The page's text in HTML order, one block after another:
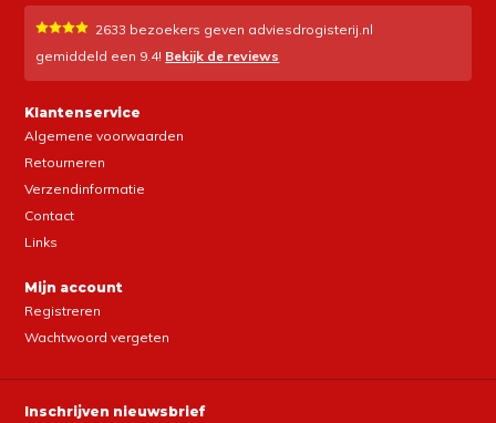
2633 bezoekers geven adviesdrogisterij.nl
gemiddeld een 9.4! Bekijk de reviews
Klantenservice
Algemene voorwaarden
Retourneren
Verzendinformatie
Contact
Links
Mijn account
Registreren
Wachtwoord vergeten
Inschrijven nieuwsbrief